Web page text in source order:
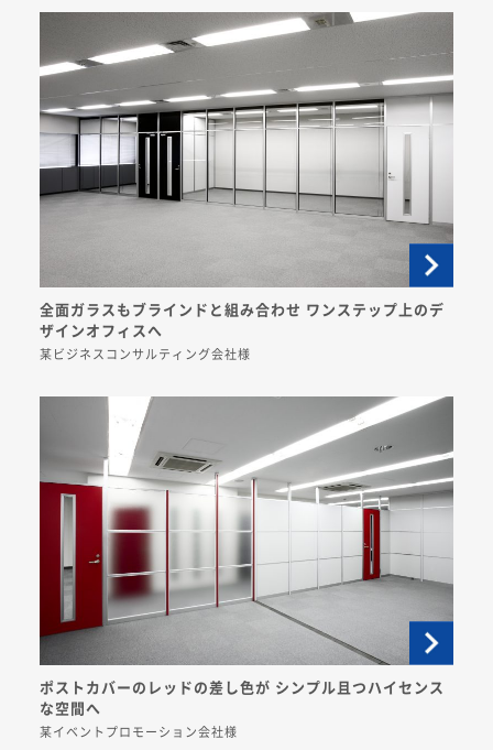
全面ガラスもブラインドと組み合わせ ワンステップ上のデ
ザインオフィスへ
某ビジネスコンサルティング会社様
ポストカバーのレッドの差し色が シンプル且つハイセンス
な空間へ
某イベントプロモーション会社様